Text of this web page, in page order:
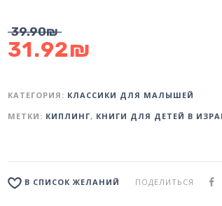
39.90₪
31.92₪
КАТЕГОРИЯ: КЛАССИКИ ДЛЯ МАЛЫШЕЙ
МЕТКИ: КИПЛИНГ, КНИГИ ДЛЯ ДЕТЕЙ В
В СПИСОК ЖЕЛАНИЙ ПОДЕЛИТЬСЯ